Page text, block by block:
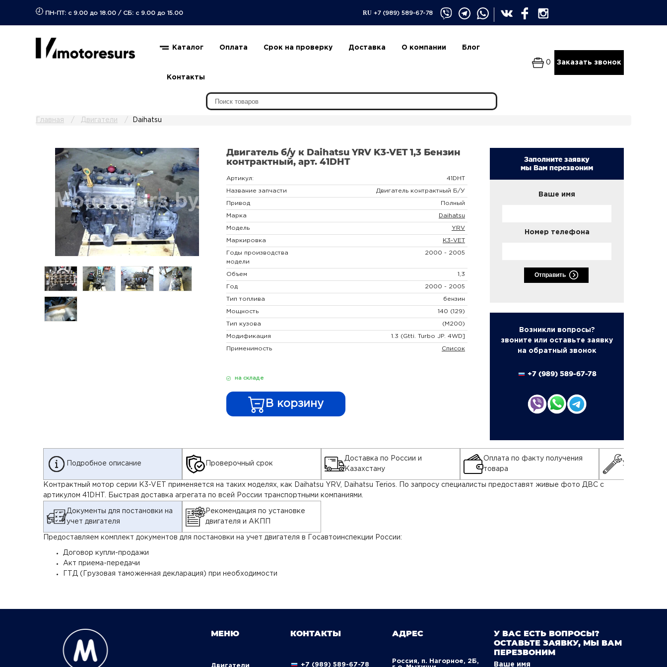
ПН-ПТ: с 9.00 до 18.00 / СБ: с 9.00 до 15.00 RU +7 (989) 589-67-78
Каталог Оплата Срок на проверку Доставка О компании Блог
Контакты
0 Заказать звонок
Главная Двигатели Daihatsu
Двигатель б/у к Daihatsu YRV K3-VET 1,3 Бензин
контрактный, арт. 41DHT
Артикул: 41DHT
Название запчасти Двигатель контрактный Б/У
Привод Полный
Марка Daihatsu
Модель YRV
Маркировка K3-VET
Годы производства
модели
2000 - 2005
Объем 1,3
Год 2000 - 2005
Тип топлива бензин
Мощность 140 (129)
Тип кузова (M200)
Модификация 1.3 (Gtti. Turbo JP. 4WD]
Применимость Список
на складе
В корзину
Заполните заявку
мы Вам перезвоним
Ваше имя
Номер телефона
Отправить
Возникли вопросы?
звоните или оставьте заявку
на обратный звонок
+7 (989) 589-67-78
Подробное описание Проверочный срок
Доставка по России и
Казахстану
Оплата по факту получения
товара
Установка
Контрактный мотор серии K3-VET применяется на таких моделях, как Daihatsu YRV, Daihatsu Terios. По запросу специалисты предоставят живые фото ДВС с
артикулом 41DHT. Быстрая доставка агрегата по всей России транспортными компаниями.
Документы для постановки на
учет двигателя
Рекомендация по установке
двигателя и АКПП
Предоставляем комплект документов для постановки на учет двигателя в Госавтоинспекции России:
Договор купли-продажи
Акт приема-передачи
ГТД (Грузовая таможенная декларация) при необходимости
МЕНЮ
Двигатели
КОНТАКТЫ
+7 (989) 589-67-78
АДРЕС
Россия, п. Нагорное, 2Б,
У ВАС ЕСТЬ ВОПРОСЫ?
ОСТАВЬТЕ ЗАЯВКУ, МЫ ВАМ
ПЕРЕЗВОНИМ
Ваше имя